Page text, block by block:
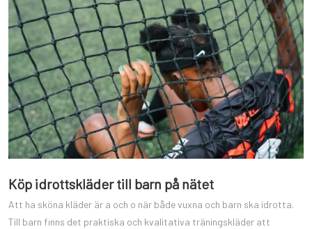
Köp idrottskläder till barn på nätet
Att ha sköna kläder är a och o när både vuxna och barn ska idrotta.
Till barn finns det praktiska och kvalitativa träningskläder att